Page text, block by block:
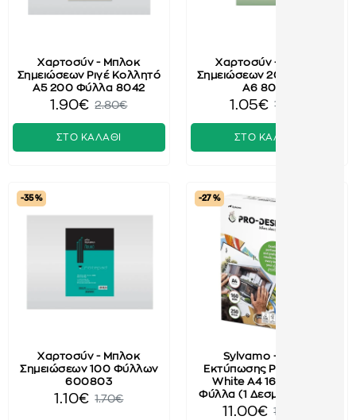
Χαρτοσύν - Μπλοκ
Σημειώσεων Ριγέ Κολλητό
A5 200 Φύλλα 8042
1.90€ 2.80€
ΣΤΟ ΚΑΛΑΘΙ
Χαρτοσύν - Μπλοκ
Σημειώσεων 200 Φύλλων
A6 8002
1.05€ 1.60€
ΣΤΟ ΚΑΛΑΘΙ
-35 %
Χαρτοσύν - Μπλοκ
Σημειώσεων 100 Φύλλων
600803
1.10€ 1.70€
-27 %
Sylvamo - Χαρτί
Εκτύπωσης Pro Design,
White A4 160gr 250
Φύλλα (1 Δεσμίδα) 15483
11.00€ 15.00€